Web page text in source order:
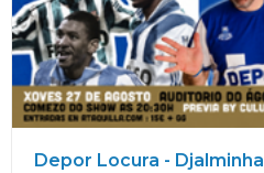
Depor Locura - Djalminha